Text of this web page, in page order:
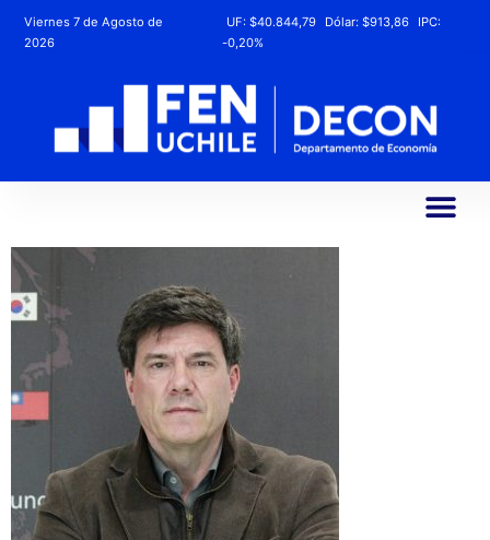
Viernes 7 de Agosto de
2026
UF: $40.844,79 Dólar: $913,86
IPC:
-0,20%